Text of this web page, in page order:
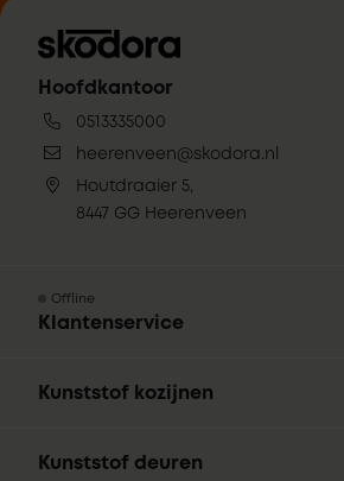
Hoofdkantoor
0513335000
heerenveen@skodora.nl
Houtdraaier 5,
8447 GG Heerenveen
Offline
Klantenservice
Kunststof kozijnen
Kunststof deuren